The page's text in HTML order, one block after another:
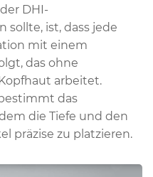
DHI-
sollte, ist, dass jede
mit einem
das ohne
arbeitet.
das
die Tiefe und den
präzise zu platzieren.